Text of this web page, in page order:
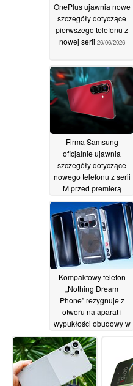
OnePlus ujawnia nowe
szczegóły dotyczące
pierwszego telefonu z
nowej serii 26/06/2026
Firma Samsung
oficjalnie ujawnia
szczegóły dotyczące
nowego telefonu z serii
M przed premierą
24/06/2026
Kompaktowy telefon
„Nothing Dream
Phone” rezygnuje z
otworu na aparat i
wypukłości obudowy w
miejscu aparatu
23/06/2026